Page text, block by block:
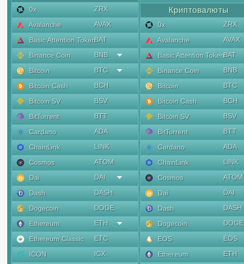
0x
ZRX
Avalanche
AVAX
Basic Attention TokenBAT
Binance Coin
BNB
Bitcoin
BTC
Bitcoin Cash
BCH
Bitcoin SV
BSV
BitTorrent
BTT
Cardano
ADA
ChainLink
LINK
Cosmos
ATOM
Dai
DAI
Dash
DASH
Dogecoin
DOGE
Ethereum
ETH
Ethereum Classic
ETC
ICON
ICX
Криптовалюты
0x
ZRX
Avalanche
AVAX
Basic Attention TokenBAT
Binance Coin
BNB
Bitcoin
BTC
Bitcoin Cash
BCH
Bitcoin SV
BSV
BitTorrent
BTT
Cardano
ADA
ChainLink
LINK
Cosmos
ATOM
Dai
DAI
Dash
DASH
Dogecoin
DOGE
EOS
EOS
Ethereum
ETH